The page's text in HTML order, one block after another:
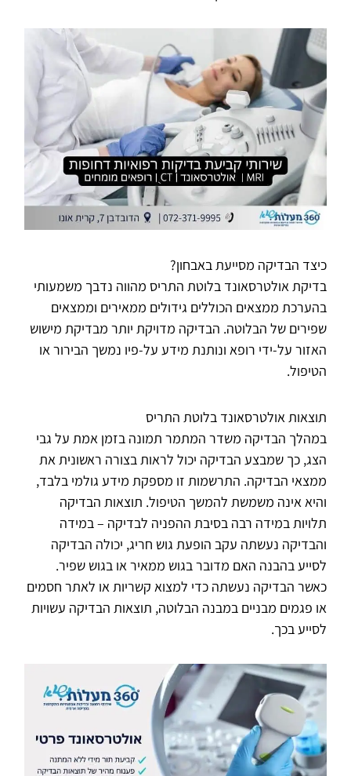
כיצד הבדיקה מסייעת באבחון?
בדיקת אולטרסאונד בלוטת התריס מהווה נדבך משמעותי
בהערכת ממצאים הכוללים גידולים ממאירים וממצאים
שפירים של הבלוטה. הבדיקה מדויקת יותר מבדיקת מישוש
האזור על-ידי רופא ונותנת מידע על-פיו נמשך הבירור או
הטיפול.
תוצאות אולטרסאונד בלוטת התריס
במהלך הבדיקה משדר המתמר תמונה בזמן אמת על גבי
הצג, כך שמבצע הבדיקה יכול לראות בצורה ראשונית את
ממצאי הבדיקה. התרשמות זו מספקת מידע גולמי בלבד,
והיא אינה משמשת להמשך הטיפול. תוצאות הבדיקה
תלויות במידה רבה בסיבת ההפניה לבדיקה – במידה
והבדיקה נעשתה עקב הופעת גוש חריג, יכולה הבדיקה
לסייע בהבנה האם מדובר בגוש ממאיר או בגוש שפיר.
כאשר הבדיקה נעשתה כדי למצוא קשריות או לאתר חסמים
או פגמים מבניים במבנה הבלוטה, תוצאות הבדיקה עשויות
לסייע בכך.